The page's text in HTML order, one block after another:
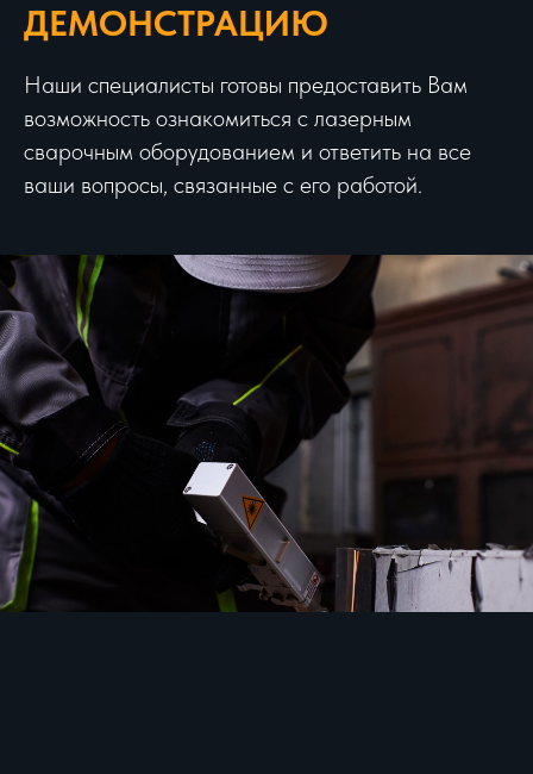
ДЕМОНСТРАЦИЮ
Наши специалисты готовы предоставить Вам
возможность ознакомиться с лазерным
сварочным оборудованием и ответить на все
ваши вопросы, связанные с его работой.